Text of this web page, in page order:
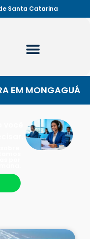
Santa Catarina
EM MONGAGUÁ
por